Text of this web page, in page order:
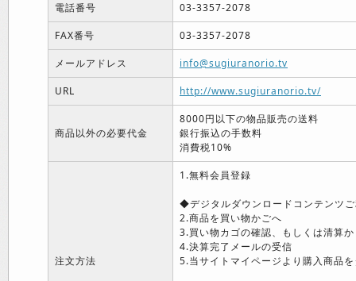
電話番号 03-3357-2078
FAX番号 03-3357-2078
メールアドレス info@sugiuranorio.tv
URL http://www.sugiuranorio.tv/
商品以外の必要代金
8000円以下の物品販売の送料
銀行振込の手数料
消費税10%
注文方法
1.無料会員登録
◆デジタルダウンロードコンテンツ
2.商品を買い物かごへ
3.買い物カゴの確認、もしくは清算
4.決算完了メールの受信
5.当サイトマイページより購入商品